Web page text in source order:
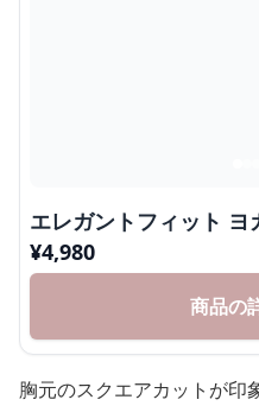
エレガントフィット ヨ
¥4,980
商品の
胸元のスクエアカットが印